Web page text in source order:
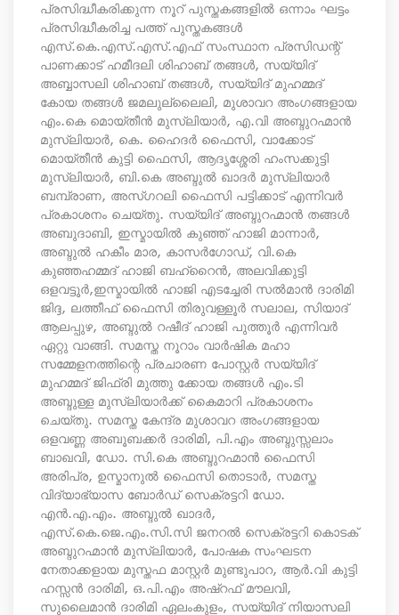
പ്രസിദ്ധീകരിക്കുന്ന നൂറ് പുസ്തകങ്ങളിൽ ഒന്നാം ഘട്ടം
പ്രസിദ്ധീകരിച്ച പത്ത് പുസ്തകങ്ങൾ
എസ്‌.കെ.എസ്‌.എസ്‌.എഫ് സംസ്ഥാന പ്രസിഡന്റ്‌
പാണക്കാട് ഹമീദലി ശിഹാബ് തങ്ങൾ, സയ്യിദ്
അബ്ബാസലി ശിഹാബ് തങ്ങൾ, സയ്യിദ് മുഹമ്മദ്‌
കോയ തങ്ങൾ ജമലുല്ലൈലി, മുശാവറ അംഗങ്ങളായ
എം.കെ മൊയ്‌തീൻ മുസ്‌ലിയാർ, എ.വി അബ്ദുറഹ്മാൻ
മുസ്‌ലിയാർ, കെ. ഹൈദർ ഫൈസി, വാക്കോട്
മൊയ്‌തീൻ കുട്ടി ഫൈസി, ആദൃശ്ശേരി ഹംസക്കുട്ടി
മുസ്‌ലിയാർ, ബി.കെ അബ്ദുൽ ഖാദർ മുസ്‌ലിയാർ
ബമ്പ്രാണ, അസ്ഗറലി ഫൈസി പട്ടിക്കാട് എന്നിവർ
പ്രകാശനം ചെയ്തു. സയ്യിദ് അബ്ദുറഹ്മാൻ തങ്ങൾ
അബുദാബി, ഇസ്മായിൽ കുഞ്ഞ് ഹാജി മാന്നാർ,
അബ്ദുൽ ഹകീം മാര, കാസർഗോഡ്, വി.കെ
കുഞ്ഞഹമ്മദ് ഹാജി ബഹ്റൈൻ, അലവിക്കുട്ടി
ഒളവട്ടൂർ,ഇസ്മായിൽ ഹാജി എടച്ചേരി സൽമാൻ ദാരിമി
ജിദ്ദ, ലത്തീഫ് ഫൈസി തിരുവള്ളൂർ സലാല, സിയാദ്
ആലപ്പുഴ, അബ്ദുൽ റഷീദ് ഹാജി പുത്തൂർ എന്നിവർ
ഏറ്റു വാങ്ങി. സമസ്ത നൂറാം വാർഷിക മഹാ
സമ്മേളനത്തിന്റെ പ്രചാരണ പോസ്റ്റർ സയ്യിദ്
മുഹമ്മദ്‌ ജിഫ്രി മുത്തു ക്കോയ തങ്ങൾ എം.ടി
അബ്ദുള്ള മുസ്‌ലിയാർക്ക് കൈമാറി പ്രകാശനം
ചെയ്തു. സമസ്ത കേന്ദ്ര മുശാവറ അംഗങ്ങളായ
ഒളവണ്ണ അബൂബക്കർ ദാരിമി, പി.എം അബ്ദുസ്സലാം
ബാഖവി, ഡോ. സി.കെ അബ്ദുറഹ്മാൻ ഫൈസി
അരിപ്ര, ഉസ്മാനുൽ ഫൈസി തൊടാർ, സമസ്ത
വിദ്യാഭ്യാസ ബോർഡ് സെക്രട്ടറി ഡോ.
എൻ.എ.എം. അബ്ദുൽ ഖാദർ,
എസ്‌.കെ.ജെ.എം.സി.സി ജനറൽ സെക്രട്ടറി കൊടക്
അബ്ദുറഹ്മാൻ മുസ്‌ലിയാർ, പോഷക സംഘടന
നേതാക്കളായ മുസ്തഫ മാസ്റ്റർ മുണ്ടുപാറ, ആർ.വി കുട്ടി
ഹസ്സൻ ദാരിമി, ഒ.പി.എം അഷ്‌റഫ്‌ മൗലവി,
സുലൈമാൻ ദാരിമി ഏലംകുളം, സയ്യിദ് നിയാസലി